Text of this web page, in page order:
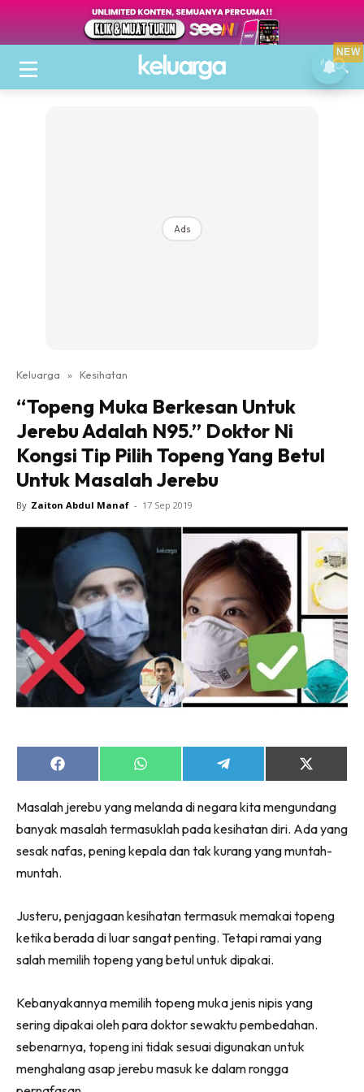
Ads
Keluarga » Kesihatan
“Topeng Muka Berkesan Untuk
Jerebu Adalah N95.” Doktor Ni
Kongsi Tip Pilih Topeng Yang Betul
Untuk Masalah Jerebu
By Zaiton Abdul Manaf - 17 Sep 2019
Share
on
Share
on
Share
on
Share
on
(Twitter)
Masalah jerebu yang melanda di negara kita mengundang
banyak masalah termasuklah pada kesihatan diri. Ada yang
sesak nafas, pening kepala dan tak kurang yang muntah-
muntah.
Justeru, penjagaan kesihatan termasuk memakai topeng
ketika berada di luar sangat penting. Tetapi ramai yang
salah memilih topeng yang betul untuk dipakai.
Kebanyakannya memilih topeng muka jenis nipis yang
sering dipakai oleh para doktor sewaktu pembedahan.
sebenarnya, topeng ini tidak sesuai digunakan untuk
menghalang asap jerebu masuk ke dalam rongga
NEW